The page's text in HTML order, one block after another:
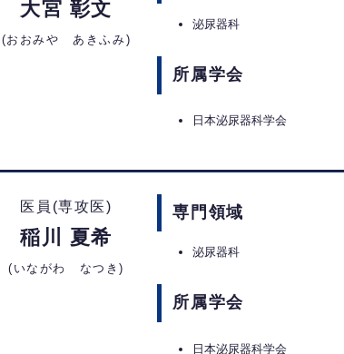
大宮 彰文
(おおみや あきふみ)
泌尿器科
所属学会
日本泌尿器科学会
医員(専攻医)
稲川 夏希
(いながわ なつき)
専門領域
泌尿器科
所属学会
日本泌尿器科学会